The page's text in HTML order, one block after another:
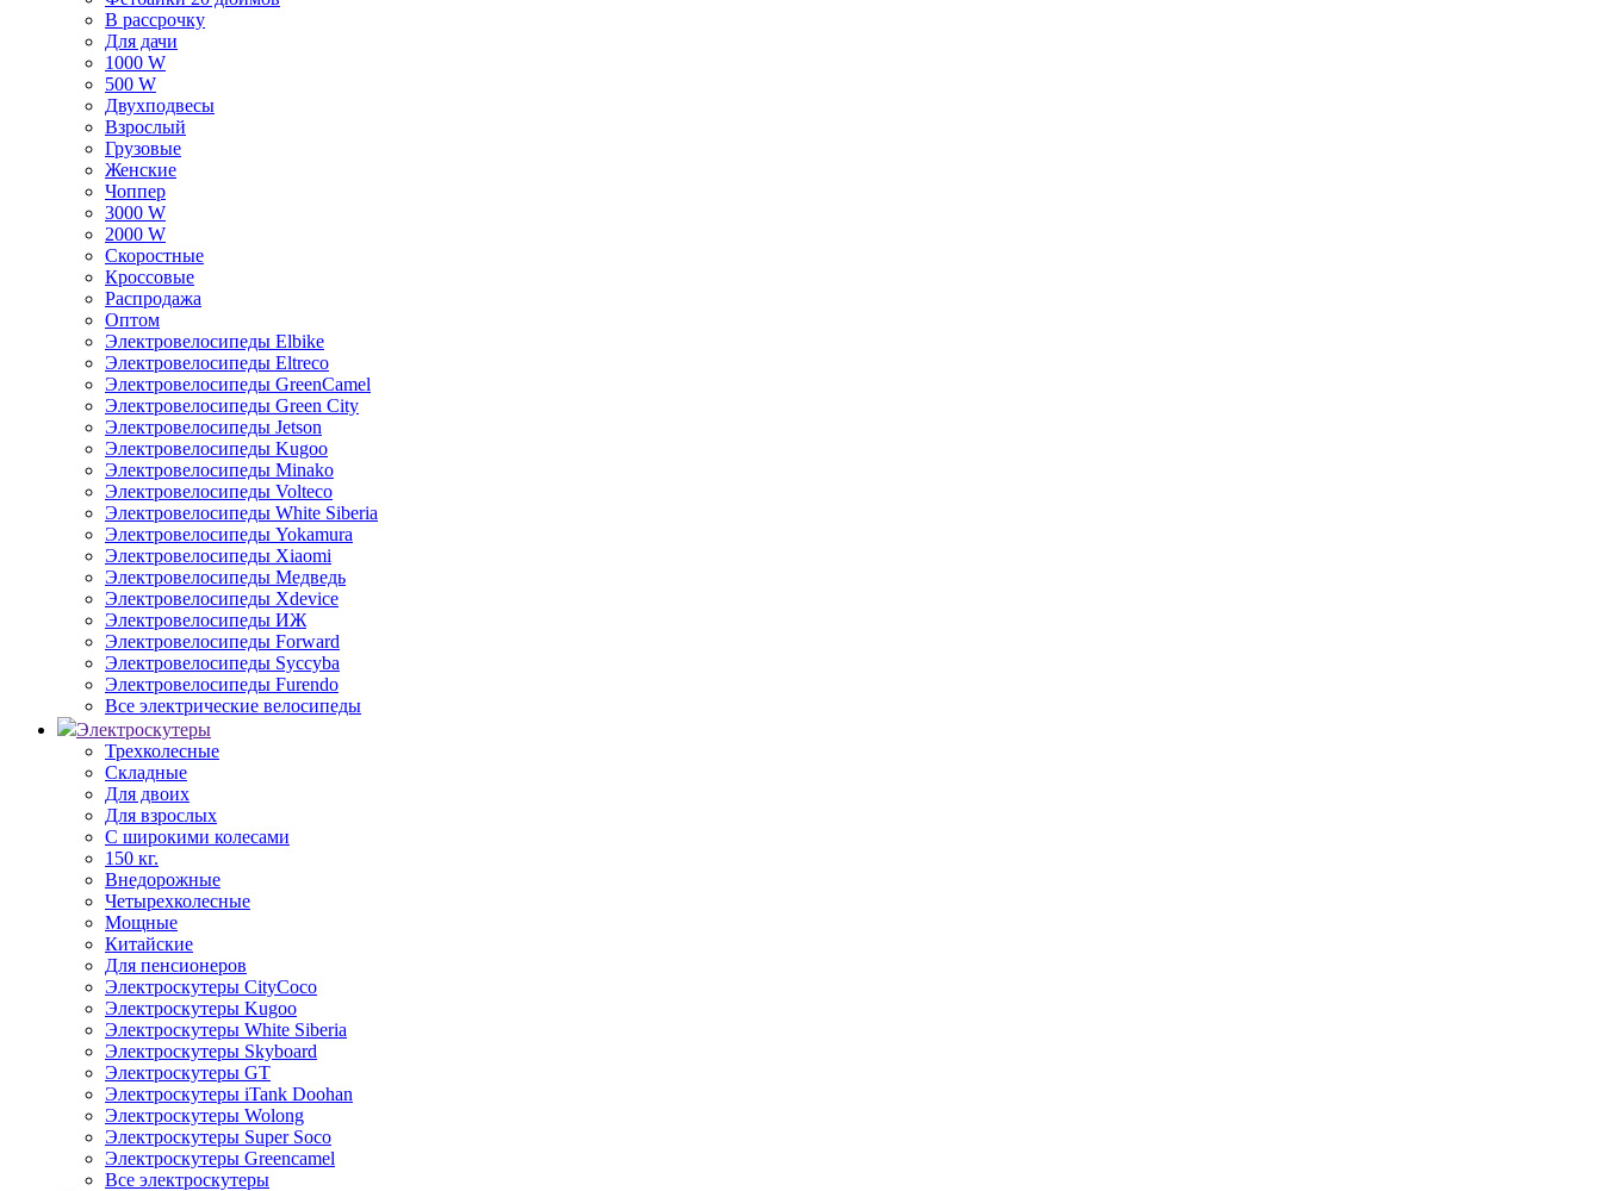
В рассрочку
Для дачи
1000 W
500 W
Двухподвесы
Взрослый
Грузовые
Женские
Чоппер
3000 W
2000 W
Скоростные
Кроссовые
Распродажа
Оптом
Электровелосипеды Elbike
Электровелосипеды Eltreco
Электровелосипеды GreenCamel
Электровелосипеды Green City
Электровелосипеды Jetson
Электровелосипеды Kugoo
Электровелосипеды Minako
Электровелосипеды Volteco
Электровелосипеды White Siberia
Электровелосипеды Yokamura
Электровелосипеды Xiaomi
Электровелосипеды Медведь
Электровелосипеды Xdevice
Электровелосипеды ИЖ
Электровелосипеды Forward
Электровелосипеды Syccyba
Электровелосипеды Furendo
Все электрические велосипеды
Электроскутеры
Трехколесные
Складные
Для двоих
Для взрослых
С широкими колесами
150 кг.
Внедорожные
Четырехколесные
Мощные
Китайские
Для пенсионеров
Электроскутеры CityCoco
Электроскутеры Kugoo
Электроскутеры White Siberia
Электроскутеры Skyboard
Электроскутеры GT
Электроскутеры iTank Doohan
Электроскутеры Wolong
Электроскутеры Super Soco
Электроскутеры Greencamel
Все электроскутеры